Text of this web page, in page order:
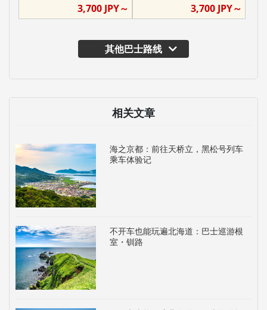
3,700JPY～ 3,700 JPY～
其他巴士路线
相关文章
海之京都：前往天桥立，黑松号列车
乘车体验记
不开车也能玩遍北海道：巴士巡游根
室・钏路